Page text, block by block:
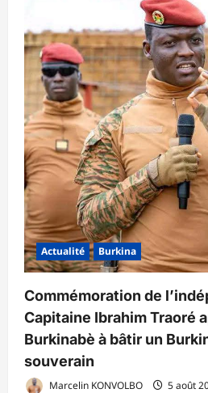
Actualité Burkina
Commémoration de
Capitaine Ibrahim Traoré
Burkinabè à bâtir un
souverain
Marcelin KONVOLBO 5 août